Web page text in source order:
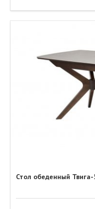
Стол обеденный